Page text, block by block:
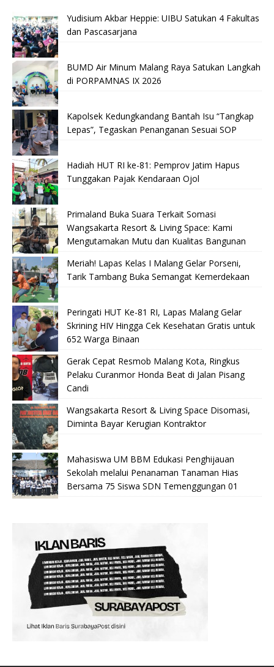
Yudisium Akbar Heppie: UIBU Satukan 4 Fakultas
dan Pascasarjana
BUMD Air Minum Malang Raya Satukan Langkah
di PORPAMNAS IX 2026
Kapolsek Kedungkandang Bantah Isu “Tangkap
Lepas”, Tegaskan Penanganan Sesuai SOP
Hadiah HUT RI ke-81: Pemprov Jatim Hapus
Tunggakan Pajak Kendaraan Ojol
Primaland Buka Suara Terkait Somasi
Wangsakarta Resort & Living Space: Kami
Mengutamakan Mutu dan Kualitas Bangunan
Meriah! Lapas Kelas I Malang Gelar Porseni,
Tarik Tambang Buka Semangat Kemerdekaan
Peringati HUT Ke-81 RI, Lapas Malang Gelar
Skrining HIV Hingga Cek Kesehatan Gratis untuk
652 Warga Binaan
Gerak Cepat Resmob Malang Kota, Ringkus
Pelaku Curanmor Honda Beat di Jalan Pisang
Candi
Wangsakarta Resort & Living Space Disomasi,
Diminta Bayar Kerugian Kontraktor
Mahasiswa UM BBM Edukasi Penghijauan
Sekolah melalui Penanaman Tanaman Hias
Bersama 75 Siswa SDN Temenggungan 01